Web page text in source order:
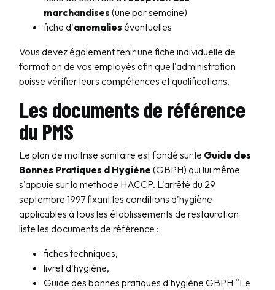
marchandises (une par semaine)
fiche d'anomalies éventuelles
Vous devez également tenir une fiche individuelle de
formation de vos employés afin que l'administration
puisse vérifier leurs compétences et qualifications.
Les documents de référence
du PMS
Le plan de maitrise sanitaire est fondé sur le Guide des
Bonnes Pratiques d Hygiène (GBPH) qui lui même
s'appuie sur la methode HACCP. L'arrêté du 29
septembre 1997 fixant les conditions d'hygiène
applicables à tous les établissements de restauration
liste les documents de référence :
fiches techniques,
livret d'hygiène,
Guide des bonnes pratiques d'hygiène GBPH “Le